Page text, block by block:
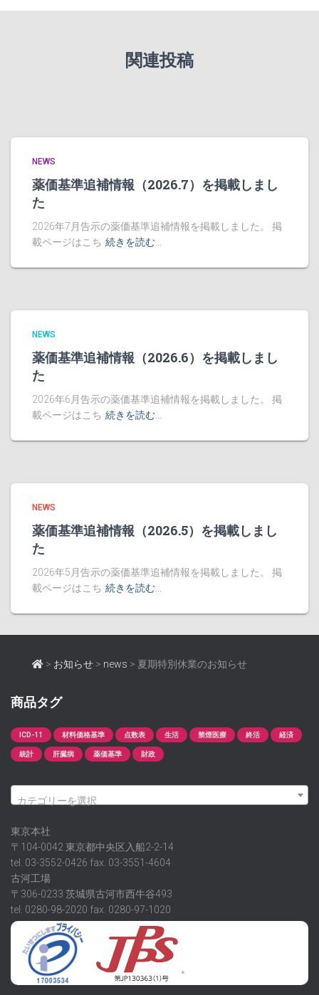
関連投稿
NEWS
薬価基準追補情報（2026.7）を掲載しまし
た
2026年7月告示の薬価基準追補情報を掲載しました。 掲
載ページはこち 続きを読む…
NEWS
薬価基準追補情報（2026.6）を掲載しまし
た
2026年6月告示の薬価基準追補情報を掲載しました。 掲
載ページはこち 続きを読む…
NEWS
薬価基準追補情報（2026.5）を掲載しまし
た
2026年5月告示の薬価基準追補情報を掲載しました。 掲
載ページはこち 続きを読む…
> お知らせ > news > 夏期特別休業のお知らせ
商品タグ
ICD-11 材料価格基準 点数表 生活 禁煙医療 終活 経済
統計 肝臓病 薬価基準 財政
カテゴリーを選択
東京本社
〒104-0042 東京都中央区入船2-2-14
tel. 03-3552-0426 fax. 03-3551-4604
古河工場
〒306-0233 茨城県古河市西牛谷493
tel. 0280-98-2020 fax. 0280-97-1020